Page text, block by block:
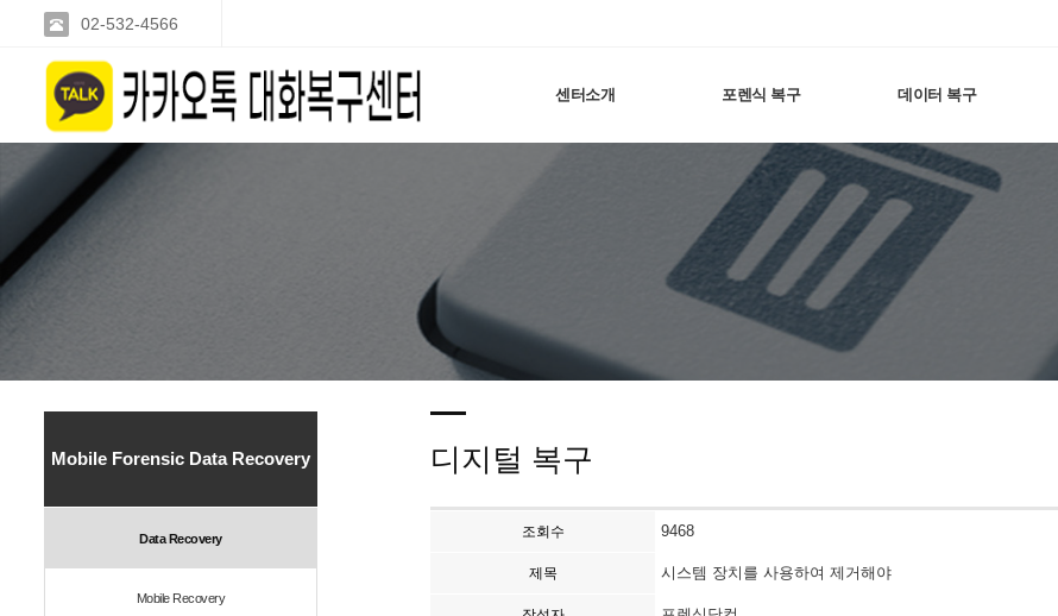
02-532-4566
센터소개 포렌식 복구 데이터 복구
Mobile Forensic Data Recovery
Data Recovery
Mobile Recovery
디지털 복구
조회수 9468
제목 시스템 장치를 사용하여 제거해야